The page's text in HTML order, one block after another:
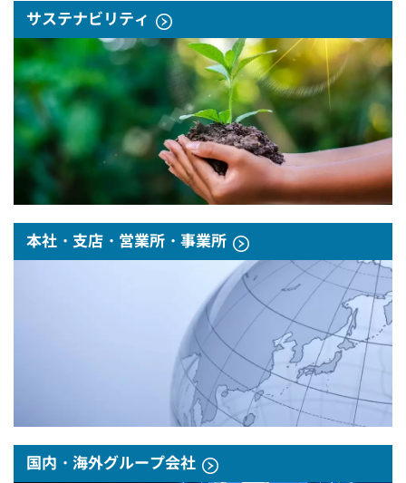
サステナビリティ
本社・支店・営業所・事業所
国内・海外グループ会社